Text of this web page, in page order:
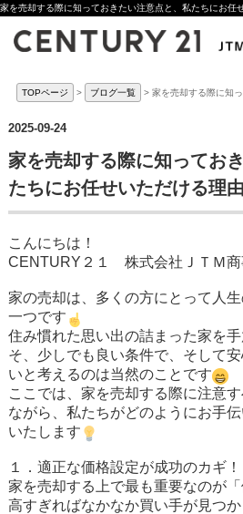
TOPページ ブログ一覧 家を売却する際に知
2025-09-24
家を売却する際に知ってお
たちにお任せいただける理由
こんにちは！
CENTURY２１ 株式会社ＪＴＭ商
家の売却は、多くの方にとって人
一つです
住み慣れた思い出の詰まった家を
そ、少しでも良い条件で、そして
いと考えるのは当然のことです
ここでは、家を売却する際に注意
ながら、私たちがどのようにお手
いたします
１．適正な価格設定が成功のカギ！
家を売却する上で最も重要なのが
高すぎればなかなか買い手が見つ